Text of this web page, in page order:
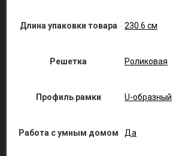
Длина упаковки товара 230.6 см
Решетка Роликовая
Профиль рамки U-образный
Работа с умным домом Да